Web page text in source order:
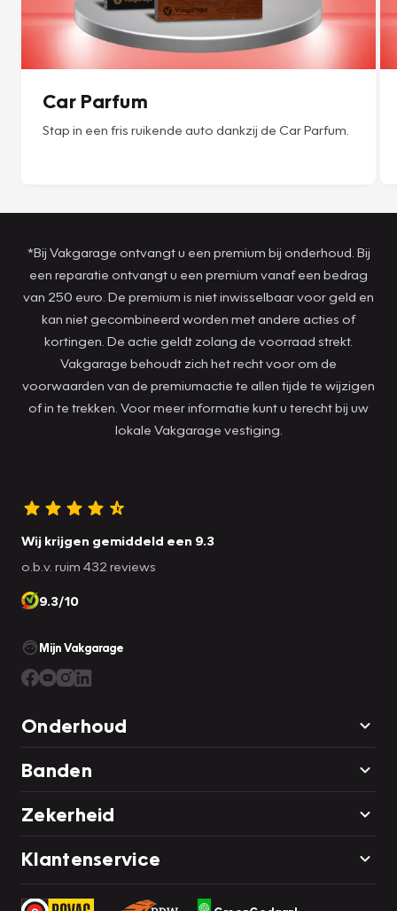
Car Parfum
Stap in een fris ruikende auto dankzij de Car Parfum.
*Bij Vakgarage ontvangt u een premium bij onderhoud. Bij
een reparatie ontvangt u een premium vanaf een bedrag
van 250 euro. De premium is niet inwisselbaar voor geld en
kan niet gecombineerd worden met andere acties of
kortingen. De actie geldt zolang de voorraad strekt.
Vakgarage behoudt zich het recht voor om de
voorwaarden van de premiumactie te allen tijde te wijzigen
of in te trekken. Voor meer informatie kunt u terecht bij uw
lokale Vakgarage vestiging.
Wij krijgen gemiddeld een 9.3
o.b.v. ruim 432 reviews
9.3/10
Mijn Vakgarage
Onderhoud
Banden
Zekerheid
Klantenservice